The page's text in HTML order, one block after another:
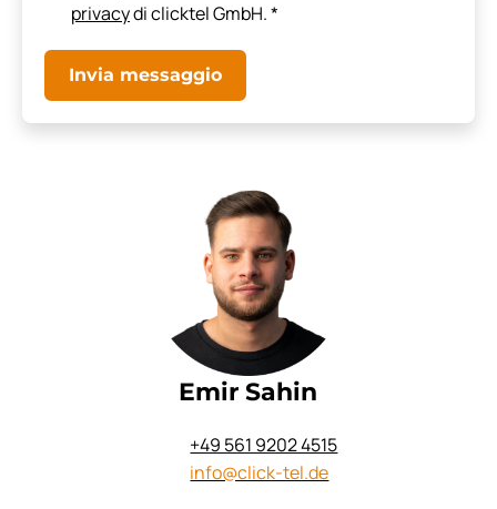
privacydi clicktel GmbH.*
Invia messaggio
Emir Sahin
+49 561 9202 4515
info@click-tel.de